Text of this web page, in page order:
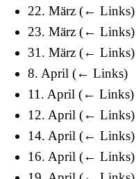
22. März (← Links)
23. März (← Links)
31. März (← Links)
8. April (← Links)
11. April (← Links)
12. April (← Links)
14. April (← Links)
16. April (← Links)